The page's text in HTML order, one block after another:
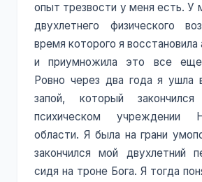
опыт трезвости у меня есть. У
двухлетнего физического
время которого я
и приумножила это все еще
Ровно через два года я ушла
запой, который
психическом учреждении
области. Я была на грани
закончился мой двухлетний
сидя на троне Бога. Я тогда